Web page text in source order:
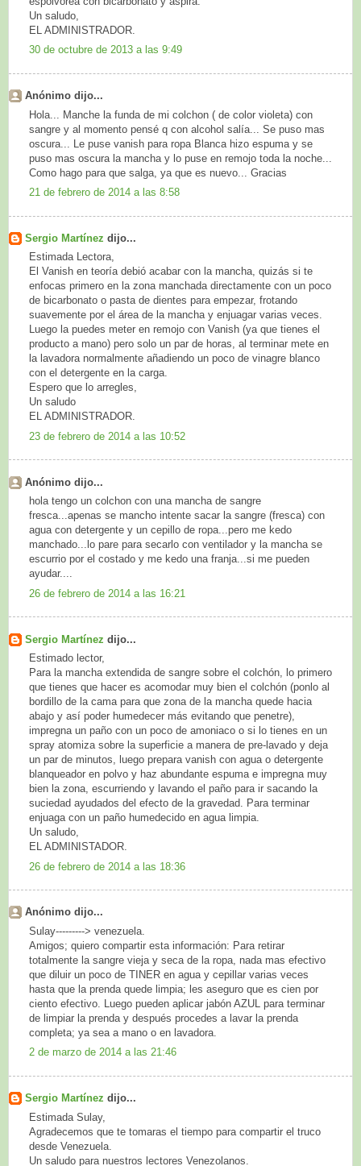
Un saludo,
EL ADMINISTRADOR.
30 de octubre de 2013 a las 9:49
Anónimo dijo...
Hola... Manche la funda de mi colchon ( de color violeta) con
sangre y al momento pensé q con alcohol salía... Se puso mas
oscura... Le puse vanish para ropa Blanca hizo espuma y se
puso mas oscura la mancha y lo puse en remojo toda la noche...
Como hago para que salga, ya que es nuevo... Gracias
21 de febrero de 2014 a las 8:58
Sergio Martínez dijo...
Estimada Lectora,
El Vanish en teoría debió acabar con la mancha, quizás si te
enfocas primero en la zona manchada directamente con un poco
de bicarbonato o pasta de dientes para empezar, frotando
suavemente por el área de la mancha y enjuagar varias veces.
Luego la puedes meter en remojo con Vanish (ya que tienes el
producto a mano) pero solo un par de horas, al terminar mete en
la lavadora normalmente añadiendo un poco de vinagre blanco
con el detergente en la carga.
Espero que lo arregles,
Un saludo
EL ADMINISTRADOR.
23 de febrero de 2014 a las 10:52
Anónimo dijo...
hola tengo un colchon con una mancha de sangre
fresca...apenas se mancho intente sacar la sangre (fresca) con
agua con detergente y un cepillo de ropa...pero me kedo
manchado...lo pare para secarlo con ventilador y la mancha se
escurrio por el costado y me kedo una franja...si me pueden
ayudar....
26 de febrero de 2014 a las 16:21
Sergio Martínez dijo...
Estimado lector,
Para la mancha extendida de sangre sobre el colchón, lo primero
que tienes que hacer es acomodar muy bien el colchón (ponlo al
bordillo de la cama para que zona de la mancha quede hacia
abajo y así poder humedecer más evitando que penetre),
impregna un paño con un poco de amoniaco o si lo tienes en un
spray atomiza sobre la superficie a manera de pre-lavado y deja
un par de minutos, luego prepara vanish con agua o detergente
blanqueador en polvo y haz abundante espuma e impregna muy
bien la zona, escurriendo y lavando el paño para ir sacando la
suciedad ayudados del efecto de la gravedad. Para terminar
enjuaga con un paño humedecido en agua limpia.
Un saludo,
EL ADMINISTADOR.
26 de febrero de 2014 a las 18:36
Anónimo dijo...
Sulay---------> venezuela.
Amigos; quiero compartir esta información: Para retirar
totalmente la sangre vieja y seca de la ropa, nada mas efectivo
que diluir un poco de TINER en agua y cepillar varias veces
hasta que la prenda quede limpia; les aseguro que es cien por
ciento efectivo. Luego pueden aplicar jabón AZUL para terminar
de limpiar la prenda y después procedes a lavar la prenda
completa; ya sea a mano o en lavadora.
2 de marzo de 2014 a las 21:46
Sergio Martínez dijo...
Estimada Sulay,
Agradecemos que te tomaras el tiempo para compartir el truco
desde Venezuela.
Un saludo para nuestros lectores Venezolanos.